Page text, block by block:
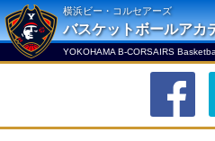
横浜ビー・コルセアーズ
バスケットボールアカ
YOKOHAMA B-CORSAIRS
facebook